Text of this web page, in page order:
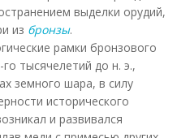
выделки орудий,
из бронзы.
рамки бронзового
тысячелетий до н. э.,
земного шара, в силу
исторического
и развивался